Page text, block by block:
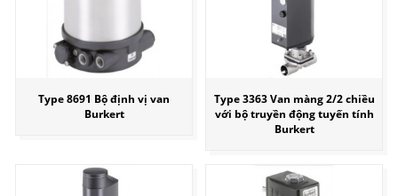
Type 8691 Bộ định vị van
Burkert
Type 3363 Van màng 2/2 chiều
với bộ truyền động tuyến tính
Burkert